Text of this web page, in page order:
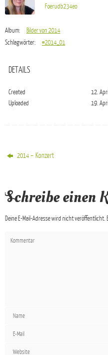
Foerudb234eo
Album:
Bilder von 2014
Schlagwörter:
#2014_01
DETAILS
Created
12.
Uploaded
19.
2014 – Konzert
Schreibe einen
Deine E-Mail-Adresse wird nicht veröffentlicht.